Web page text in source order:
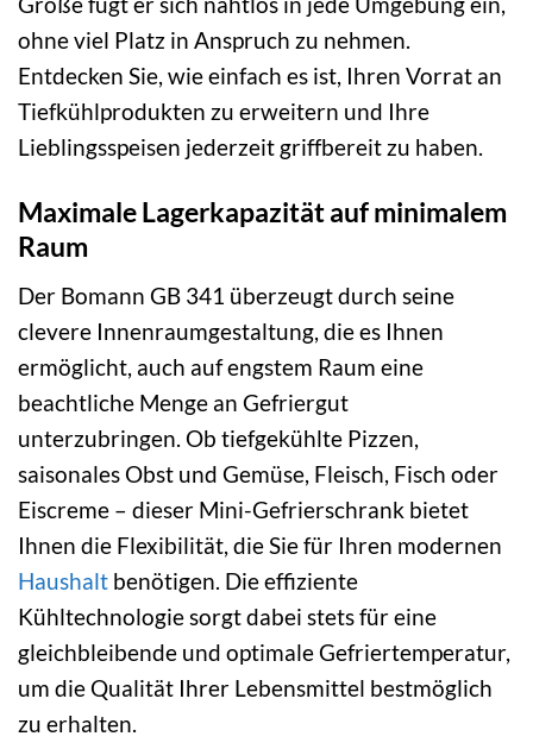
ohne viel Platz in Anspruch zu nehmen.
Entdecken Sie, wie einfach es ist, Ihren Vorrat an
Tiefkühlprodukten zu erweitern und Ihre
Lieblingsspeisen jederzeit griffbereit zu haben.
Maximale Lagerkapazität auf minimalem
Raum
Der Bomann GB 341 überzeugt durch seine
clevere Innenraumgestaltung, die es Ihnen
ermöglicht, auch auf engstem Raum eine
beachtliche Menge an Gefriergut
unterzubringen. Ob tiefgekühlte Pizzen,
saisonales Obst und Gemüse, Fleisch, Fisch oder
Eiscreme – dieser Mini-Gefrierschrank bietet
Ihnen die Flexibilität, die Sie für Ihren modernen
Haushalt benötigen. Die effiziente
Kühltechnologie sorgt dabei stets für eine
gleichbleibende und optimale Gefriertemperatur,
um die Qualität Ihrer Lebensmittel bestmöglich
zu erhalten.